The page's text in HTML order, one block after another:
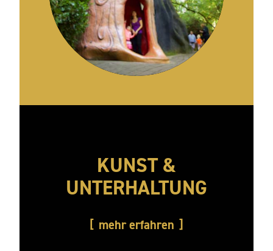
KUNST &
UNTERHALTUNG
mehr erfahren